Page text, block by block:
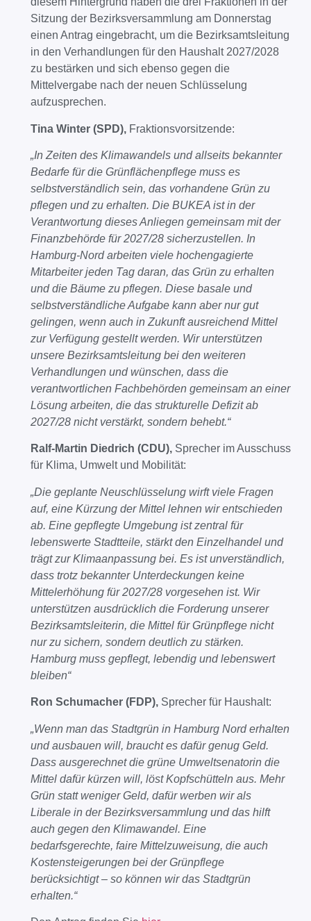
Sitzung der Bezirksversammlung am Donnerstag
einen Antrag eingebracht, um die Bezirksamtsleitung
in den Verhandlungen für den Haushalt 2027/2028
zu bestärken und sich ebenso gegen die
Mittelvergabe nach der neuen Schlüsselung
aufzusprechen.
Tina Winter (SPD), Fraktionsvorsitzende:
„In Zeiten des Klimawandels und allseits bekannter
Bedarfe für die Grünflächenpflege muss es
selbstverständlich sein, das vorhandene Grün zu
pflegen und zu erhalten. Die BUKEA ist in der
Verantwortung dieses Anliegen gemeinsam mit der
Finanzbehörde für 2027/28 sicherzustellen. In
Hamburg-Nord arbeiten viele hochengagierte
Mitarbeiter jeden Tag daran, das Grün zu erhalten
und die Bäume zu pflegen. Diese basale und
selbstverständliche Aufgabe kann aber nur gut
gelingen, wenn auch in Zukunft ausreichend Mittel
zur Verfügung gestellt werden. Wir unterstützen
unsere Bezirksamtsleitung bei den weiteren
Verhandlungen und wünschen, dass die
verantwortlichen Fachbehörden gemeinsam an einer
Lösung arbeiten, die das strukturelle Defizit ab
2027/28 nicht verstärkt, sondern behebt.“
Ralf-Martin Diedrich (CDU), Sprecher im Ausschuss
für Klima, Umwelt und Mobilität:
„Die geplante Neuschlüsselung wirft viele Fragen
auf, eine Kürzung der Mittel lehnen wir entschieden
ab. Eine gepflegte Umgebung ist zentral für
lebenswerte Stadtteile, stärkt den Einzelhandel und
trägt zur Klimaanpassung bei. Es ist unverständlich,
dass trotz bekannter Unterdeckungen keine
Mittelerhöhung für 2027/28 vorgesehen ist. Wir
unterstützen ausdrücklich die Forderung unserer
Bezirksamtsleiterin, die Mittel für Grünpflege nicht
nur zu sichern, sondern deutlich zu stärken.
Hamburg muss gepflegt, lebendig und lebenswert
bleiben“
Ron Schumacher (FDP),Sprecher für Haushalt:
„Wenn man das Stadtgrün in Hamburg Nord erhalten
und ausbauen will, braucht es dafür genug Geld.
Dass ausgerechnet die grüne Umweltsenatorin die
Mittel dafür kürzen will, löst Kopfschütteln aus. Mehr
Grün statt weniger Geld, dafür werben wir als
Liberale in der Bezirksversammlung und das hilft
auch gegen den Klimawandel. Eine
bedarfsgerechte, faire Mittelzuweisung, die auch
Kostensteigerungen bei der Grünpflege
berücksichtigt – so können wir das Stadtgrün
erhalten.“